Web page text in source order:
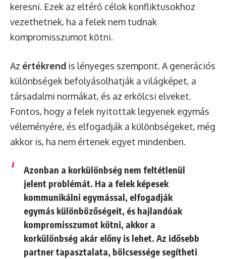
keresni. Ezek az eltérő célok konfliktusokhoz
vezethetnek, ha a felek nem tudnak
kompromisszumot kötni.
Az értékrend is lényeges szempont. A generációs
különbségek befolyásolhatják a világképet, a
társadalmi normákat, és az erkölcsi elveket.
Fontos, hogy a felek nyitottak legyenek egymás
véleményére, és elfogadják a különbségeket, még
akkor is, ha nem értenek egyet mindenben.
Azonban a korkülönbség nem feltétlenül
jelent problémát. Ha a felek képesek
kommunikálni egymással, elfogadják
egymás különbözőségeit, és hajlandóak
kompromisszumot kötni, akkor a
korkülönbség akár előny is lehet. Az idősebb
partner tapasztalata, bölcsessége segítheti